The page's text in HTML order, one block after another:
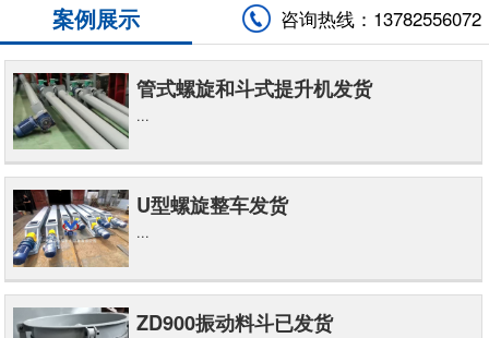
咨询热线：13782556072
案例展示
管式螺旋和斗式提升机发货
...
U型螺旋整车发货
...
ZD900振动料斗已发货